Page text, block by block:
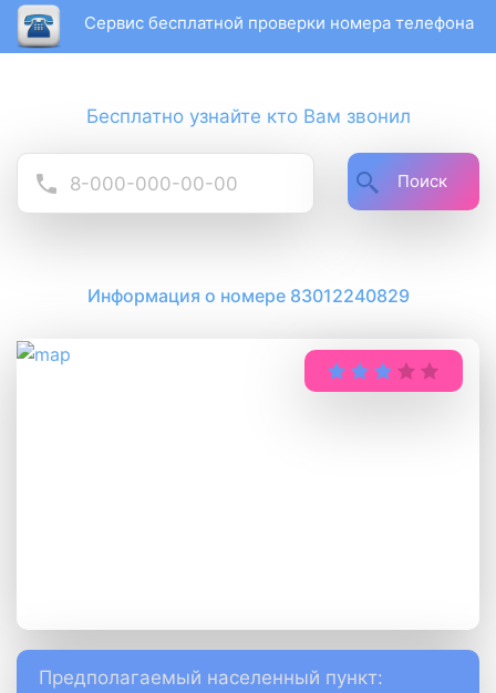
Сервис бесплатной проверки номера телефона
Бесплатно узнайте кто Вам звонил
Поиск
Информация о номере 83012240829
Предполагаемый населенный пункт: